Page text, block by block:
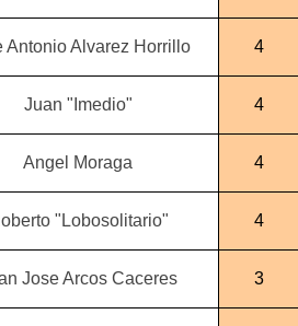
Antonio Alvarez Horrillo 4
Juan "Imedio" 4
Angel Moraga 4
"Lobosolitario" 4
Jose Arcos Caceres 3